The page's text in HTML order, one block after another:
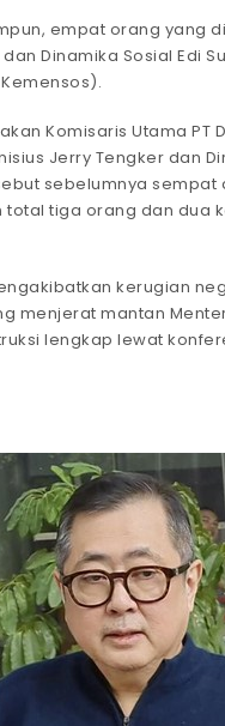
empat orang yang
Dinamika Sosial Edi
Komisaris Utama PT
Jerry Tengker dan
sebelumnya
total tiga orang dan
kerugian
menjerat mantan
lengkap lewat